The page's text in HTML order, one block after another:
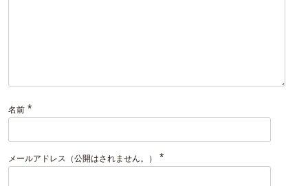
名前 *
メールアドレス（公開はされません。） *